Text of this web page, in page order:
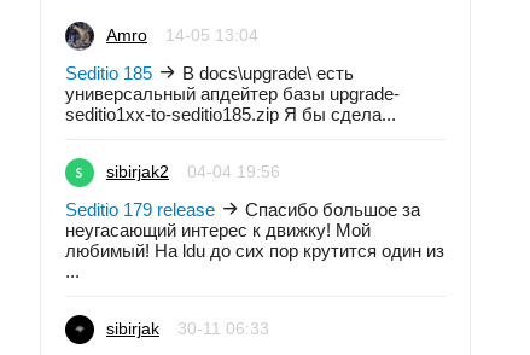
Amro 14-05 13:04
Seditio 185
В docs\upgrade\ есть
универсальный апдейтер базы upgrade-
seditio1xx-to-seditio185.zip Я бы сдела...
sibirjak2 04-04 19:56
Seditio 179 release
Спасибо большое за
неугасающий интерес к движку! Мой
любимый! На ldu до сих пор крутится один из
...
sibirjak 30-11 06:33